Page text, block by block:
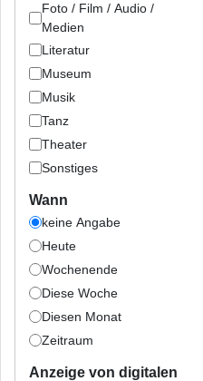
Foto / Film / Audio /
Medien
Literatur
Museum
Musik
Tanz
Theater
Sonstiges
Wann
keine Angabe
Heute
Wochenende
Diese Woche
Diesen Monat
Zeitraum
Anzeige von digitalen